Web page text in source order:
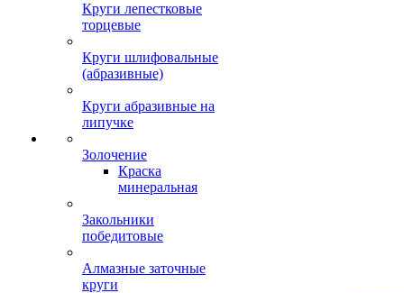
Круги лепестковые
торцевые
Круги шлифовальные
(абразивные)
Круги абразивные на
липучке
Золочение
Краска
минеральная
Закольники
победитовые
Алмазные заточные
круги